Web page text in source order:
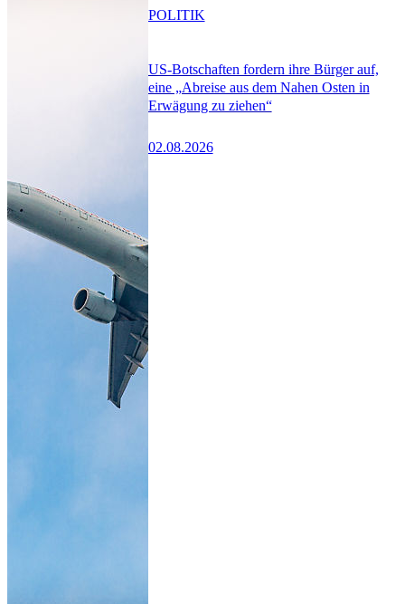
US-Botschaften fordern ihre Bürger auf,
eine „Abreise aus dem Nahen Osten in
Erwägung zu ziehen“
02.08.2026
POLITIK